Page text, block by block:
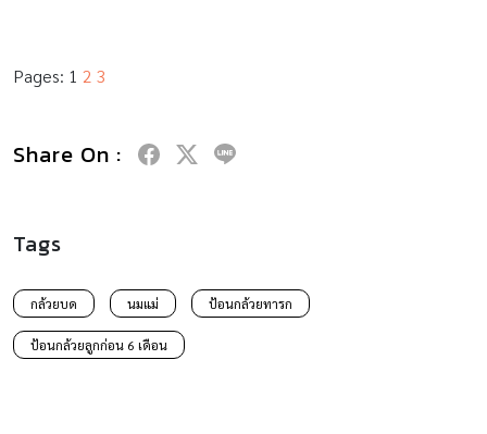
Pages: 1 2 3
Share On :
Tags
กล้วยบด นมแม่ ป้อนกล้วยทารก
ป้อนกล้วยลูกก่อน 6 เดือน